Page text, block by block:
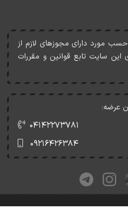
مورد دارای مجوزهای لازم از
سايت تابع قوانين و مقررات
عرضه:
۰۴۱۴۲۲۷۳۷۸۱
۰۹۲۱۶۴۲۶۳۸۴